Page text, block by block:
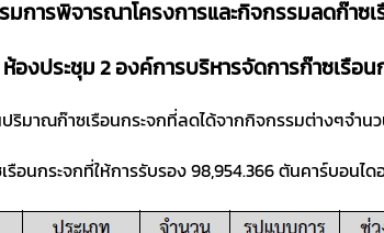
การพิจารณาโครงการและกิจกรรมลดก๊าซ
งประชุม 2 องค์การบริหารจัดการก๊าซเรือ
ริมาณก๊าซเรือนกระจกที่ลดได้จากกิจกรรมต่างๆจำ
อนกระจกที่ให้การรับรอง 98,954.366 ตันคาร์บอนได